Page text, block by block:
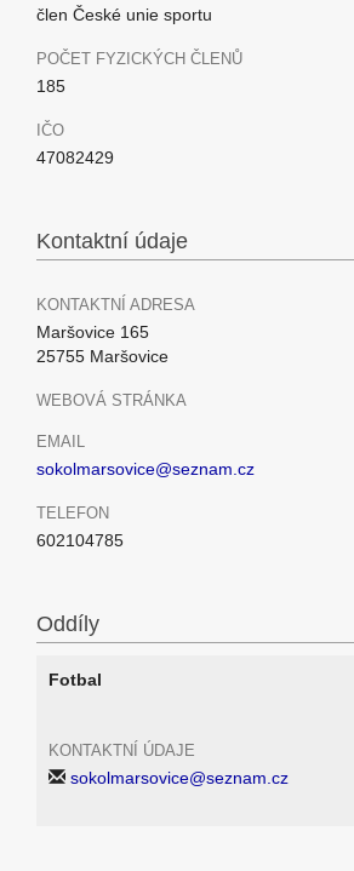
člen České unie sportu
POČET FYZICKÝCH ČLENŮ
185
IČO
47082429
Kontaktní údaje
KONTAKTNÍ ADRESA
Maršovice 165
25755 Maršovice
WEBOVÁ STRÁNKA
EMAIL
sokolmarsovice@seznam.cz
TELEFON
602104785
Oddíly
Fotbal
KONTAKTNÍ ÚDAJE
sokolmarsovice@seznam.cz